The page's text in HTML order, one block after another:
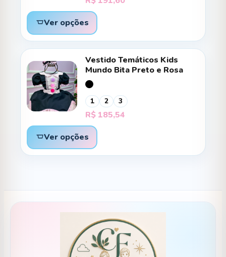
Ver opções
Vestido Temáticos Kids
Mundo Bita Preto e Rosa
1 2 3
R$ 185,54
Ver opções